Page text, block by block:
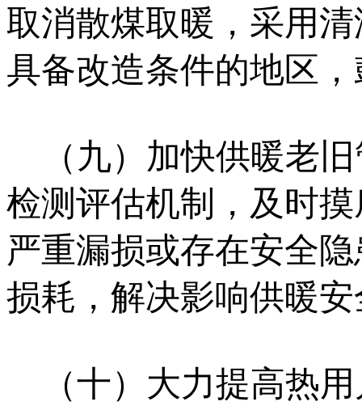
取消散煤取暖，采用
具备改造条件的地区
（九）加快供暖老旧
检测评估机制，及时
严重漏损或存在安全
损耗，解决影响供暖
（十）大力提高热用